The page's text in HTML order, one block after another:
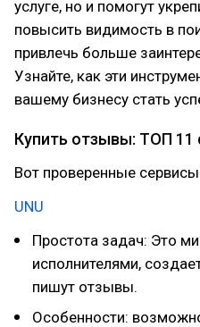
услуге, но и помогут
повысить видимость в
привлечь больше
Узнайте, как эти
вашему бизнесу стать
Купить отзывы: ТОП 11
Вот проверенные
UNU
Простота задач: Это
исполнителями,
пишут отзывы.
Особенности: